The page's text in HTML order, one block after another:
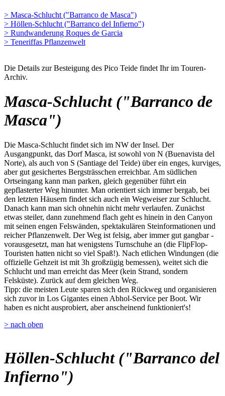
> Masca-Schlucht ("Barranco de Masca")
> Höllen-Schlucht ("Barranco del Infierno")
> Rundwanderung Roques de Garcia
> Teneriffas Pflanzenwelt
Die Details zur Besteigung des Pico Teide findet Ihr im Touren-
Archiv.
Masca-Schlucht ("Barranco de
Masca")
Die Masca-Schlucht findet sich im NW der Insel. Der
Ausgangpunkt, das Dorf Masca, ist sowohl von N (Buenavista del
Norte), als auch von S (Santiage del Teide) über ein enges, kurviges,
aber gut gesichertes Bergsträsschen erreichbar. Am südlichen
Ortseingang kann man parken, gleich gegenüber führt ein
gepflasterter Weg hinunter. Man orientiert sich immer bergab, bei
den letzten Häusern findet sich auch ein Wegweiser zur Schlucht.
Danach kann man sich ohnehin nicht mehr verlaufen. Zunächst
etwas steiler, dann zunehmend flach geht es hinein in den Canyon
mit seinen engen Felswänden, spektakulären Steinformationen und
reicher Pflanzenwelt. Der Weg ist felsig, aber immer gut gangbar -
vorausgesetzt, man hat wenigstens Turnschuhe an (die FlipFlop-
Touristen hatten nicht so viel Spaß!). Nach etlichen Windungen (die
offizielle Gehzeit ist mit 3h großzügig bemessen), weitet sich die
Schlucht und man erreicht das Meer (kein Strand, sondern
Felsküste). Zurück auf dem gleichen Weg.
Tipp: die meisten Leute sparen sich den Rückweg und organisieren
sich zuvor in Los Gigantes einen Abhol-Service per Boot. Wir
haben es nicht ausprobiert, aber anscheinend funktioniert's!
> nach oben
Höllen-Schlucht ("Barranco del
Infierno")